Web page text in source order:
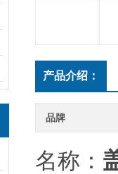
产品介绍：
品牌
名称：